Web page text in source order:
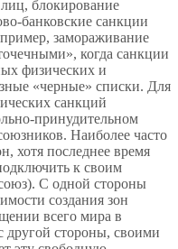
блокирование
банковские санкции
замораживание
когда санкции
физических и
«черные» списки. Для
санкций
принудительном
Наиболее часто
хотя последнее время
к своим
С одной стороны
создания зон
всего мира в
другой стороны, своими